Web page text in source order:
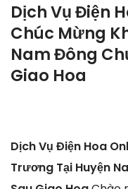
Dịch Vụ Điện
Chúc Mừng
Nam Đông
Giao Hoa
Dịch Vụ Điện Hoa
Trương Tại Huyện